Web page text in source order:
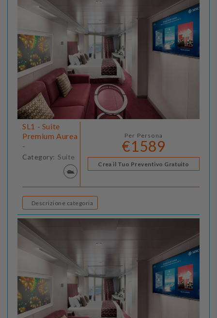
SL1 - Suite
Premium Aurea
-
Category: Suite
Per Persona
€1589
Crea il Tuo Preventivo Gratuito
Descrizione categoria